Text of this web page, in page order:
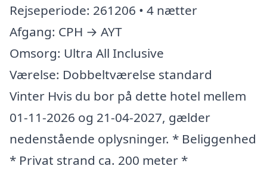
Rejseperiode: 261206 • 4 nætter
Afgang: CPH → AYT
Omsorg: Ultra All Inclusive
Værelse: Dobbeltværelse standard
Vinter Hvis du bor på dette hotel mellem
01-11-2026 og 21-04-2027, gælder
nedenstående oplysninger. * Beliggenhed
* Privat strand ca. 200 meter *